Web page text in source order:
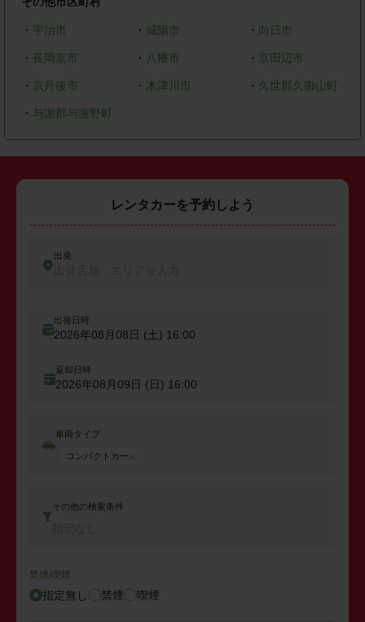
・ 宇治市 ・ 城陽市 ・ 向日市
・ 長岡京市 ・ 八幡市 ・ 京田辺市
・ 京丹後市 ・ 木津川市 ・ 久世郡久御山町
・ 与謝郡与謝野町
レンタカーを予約しよう
出発
出発日時
2026年08月08日 (土) 16:00
返却日時
2026年08月09日 (日) 16:00
車両タイプ
コンパクトカー
その他の検索条件
禁煙/喫煙
指定無し 禁煙 喫煙